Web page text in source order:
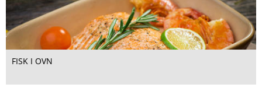
FISK I OVN